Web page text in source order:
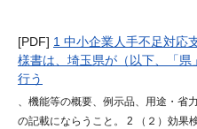
[PDF] 1 中小企業人手不足対応
様書は、埼玉県が（以下、「
行う
、機能等の概要、例示品、用途・省
の記載にならうこと。 2 （２）効果